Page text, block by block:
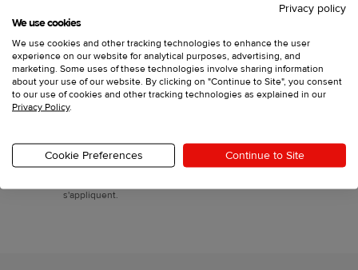
Vous n'avez pas de compte ?S'inscrire
Ce site est protégé par reCAPTCHA et lesPolitique
s'appliquent.
Privacy policy
We use cookies
We use cookies and other tracking technologies to enhance the user
experience on our website for analytical purposes, advertising, and
marketing. Some uses of these technologies involve sharing information
about your use of our website. By clicking on "Continue to Site", you consent
to our use of cookies and other tracking technologies as explained in our
Privacy Policy.
Cookie Preferences Continue to Site